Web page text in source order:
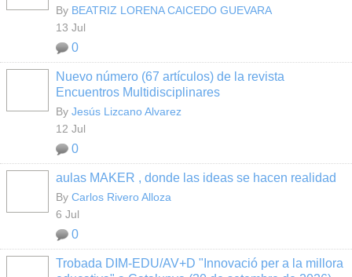
By BEATRIZ LORENA CAICEDO GUEVARA
13 Jul
0
Nuevo número (67 artículos) de la revista
Encuentros Multidisciplinares
By Jesús Lizcano Alvarez
12 Jul
0
aulas MAKER , donde las ideas se hacen realidad
By Carlos Rivero Alloza
6 Jul
0
Trobada DIM-EDU/AV+D "Innovació per a la millora